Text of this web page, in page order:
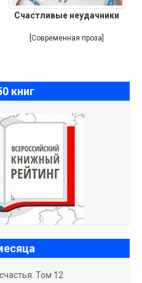
Счастливые неудачники
[Современная проза]
книг
Том 12